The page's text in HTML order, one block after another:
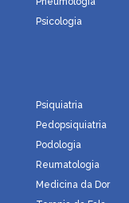
Psicologia
Psiquiatria
Pedopsiquiatria
Podologia
Reumatologia
Medicina da Dor